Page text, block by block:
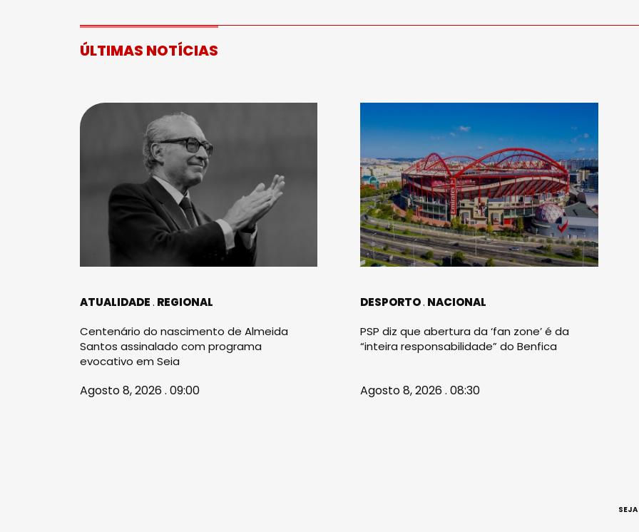
ÚLTIMAS NOTÍCIAS
ATUALIDADE REGIONAL
Centenário do nascimento de Almeida
Santos assinalado com programa
evocativo em Seia
Agosto 8, 2026 . 09:00
DESPORTO NACIONAL
PSP diz que abertura da ‘fan zone’ é da
“inteira responsabilidade” do Benfica
Agosto 8, 2026 . 08:30